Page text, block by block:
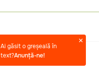
Ai găsit o greșeală în
text?Anunță-ne!